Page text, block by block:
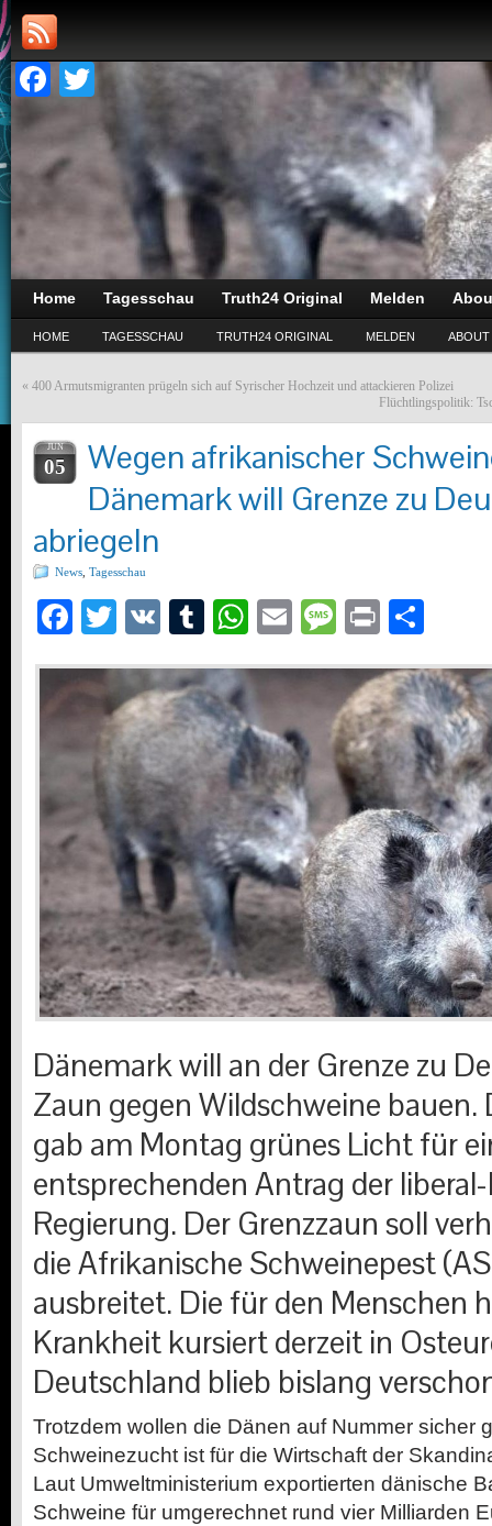
Facebook
Twitter
Home Tagesschau Truth24 Original Melden
HOME TAGESSCHAU TRUTH24 ORIGINAL MELDEN ABOUT
« 400 Armutsmigranten prügeln sich auf Syrischer Hochzeit und attackieren Polizei
Flüchtlingspolitik:
JUN
05
Wegen afrikanischer
Dänemark will Grenze zu
abriegeln
News Tagesschau
Facebook
Twitter
VK Tumblr
WhatsApp
EmailMessage
Print
Dänemark will an der Grenze zu
Zaun gegen Wildschweine bauen.
gab am Montag grünes Licht für
entsprechenden Antrag der
Regierung. Der Grenzzaun soll
die Afrikanische Schweinepest
ausbreitet. Die für den Menschen
Krankheit kursiert derzeit in
Deutschland blieb bislang
Trotzdem wollen die Dänen auf Nummer sicher
Schweinezucht ist für die Wirtschaft der
Laut Umweltministerium exportierten dänische
Schweine für umgerechnet rund vier Milliarden